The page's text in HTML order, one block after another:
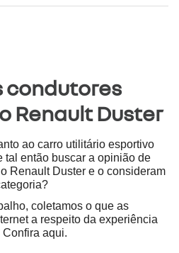
condutores
Renault Duster
ao carro utilitário esportivo
tal então buscar a opinião de
Renault Duster e o consideram
coletamos o que as
a respeito da experiência
Confira aqui.